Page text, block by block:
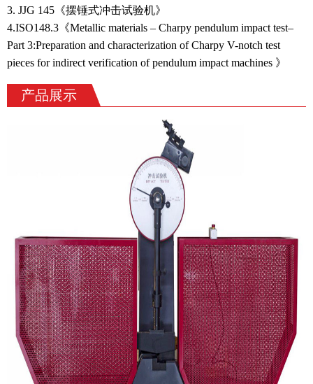
3. JJG 145《摆锤式冲击试验机》
4.ISO148.3《Metallic materials – Charpy pendulum impact test–
Part 3:Preparation and characterization of Charpy V-notch test
pieces for indirect verification of pendulum impact machines 》
产品展示